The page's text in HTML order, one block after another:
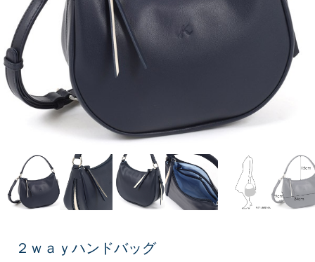
２ｗａｙハンドバッグ